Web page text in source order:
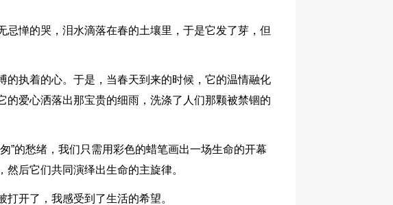
忌惮的哭，泪水滴落在春的土壤里，于是它发了芽，但
的执着的心。于是，当春天到来的时候，它的温情融化
的爱心洒落出那宝贵的细雨，洗涤了人们那颗被禁锢的
”的愁绪，我们只需用彩色的蜡笔画出一场生命的开幕
后它们共同演绎出生命的主旋律。
开了，我感受到了生活的希望。